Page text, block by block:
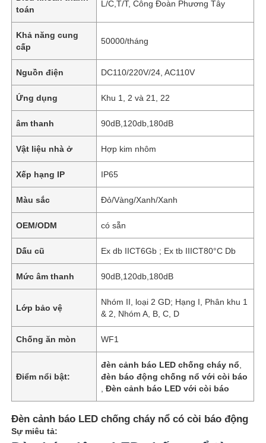
toán
L/C,T/T, Công Đoàn Phương Tây
Khả năng cung
cấp
50000/tháng
Nguồn điện DC110/220V/24, AC110V
Ứng dụng Khu 1, 2 và 21, 22
âm thanh 90dB,120db,180dB
Vật liệu nhà ở Hợp kim nhôm
Xếp hạng IP IP65
Màu sắc Đỏ/Vàng/Xanh/Xanh
OEM/ODM có sẵn
Dấu cũ Ex db IICT6Gb ; Ex tb IIICT80°C Db
Mức âm thanh 90dB,120db,180dB
Lớp bảo vệ
Nhóm II, loại 2 GD; Hạng I, Phân khu 1
& 2, Nhóm A, B, C, D
Chống ăn mòn WF1
Điểm nổi bật:
đèn cảnh báo LED chống cháy nổ
đèn báo động chống nổ với còi báo
,Đèn cảnh báo LED với còi báo
Đèn cảnh báo LED chống cháy nổ có còi báo động
Sự miêu tả: